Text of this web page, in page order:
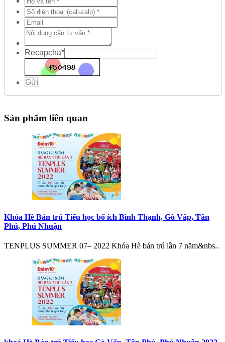
Recapcha*
Gửi
Sản phẩm liên quan
Khóa Hè Bán trú Tiểu học bổ ích Bình Thạnh, Gò Vấp, Tân
Phú, Phú Nhuận
TENPLUS SUMMER 07– 2022 Khóa Hè bán trú lần 7 năm&nbs..